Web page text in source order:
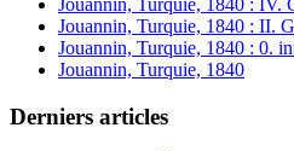
Jouannin, Turquie, 1840 : II.
Jouannin, Turquie, 1840 : 0.
Jouannin, Turquie, 1840
Derniers articles